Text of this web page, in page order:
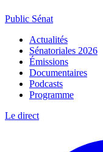
Public Sénat
Actualités
Sénatoriales 2026
Émissions
Documentaires
Podcasts
Programme
Le direct